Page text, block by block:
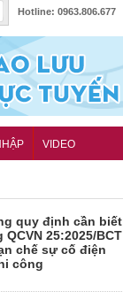
Hotline: 0963.806.677
VIDEO
quy định cần biết
QCVN 25:2025/BCT
chế sự cố điện
công